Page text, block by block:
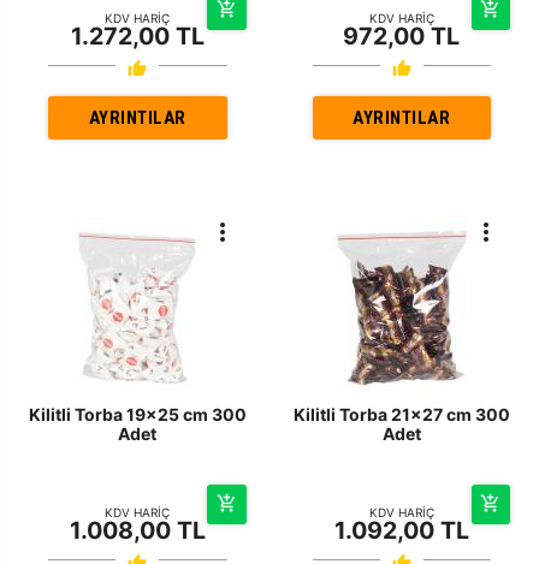
KDV HARİÇ
1.272,00 TL
AYRINTILAR
KDV HARİÇ
972,00 TL
AYRINTILAR
Kilitli Torba 19x25 cm 300
Adet
KDV HARİÇ
1.008,00 TL
Kilitli Torba 21x27 cm 300
Adet
KDV HARİÇ
1.092,00 TL